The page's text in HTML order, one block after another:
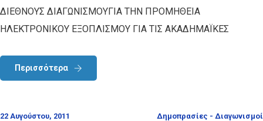
ΔΙΕΘΝΟΥΣ ΔΙΑΓΩΝΙΣΜΟΥΓΙΑ ΤΗΝ ΠΡΟΜΗΘΕΙΑ
ΗΛΕΚΤΡΟΝΙΚΟΥ ΕΞΟΠΛΙΣΜΟΥ ΓΙΑ ΤΙΣ ΑΚΑΔΗΜΑΪΚΕΣ
Περισσότερα
22 Αυγούστου, 2011 Δημοπρασίες - Διαγωνισμοί